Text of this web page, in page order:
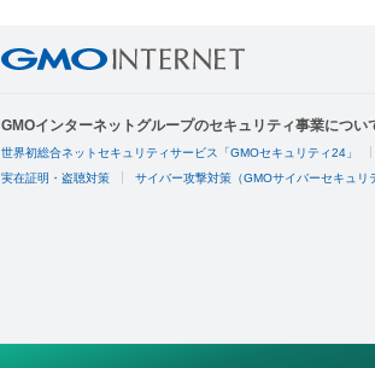
GMOインターネットグループのセキュリティ事業につい
世界初総合ネットセキュリティサービス「GMOセキュリティ24」
実在証明・盗聴対策 サイバー攻撃対策（GMOサイバーセキュリ